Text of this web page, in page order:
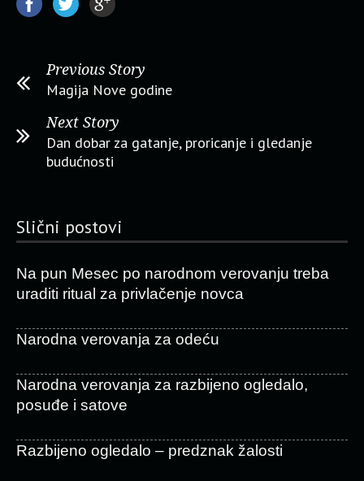
Previous Story
Magija Nove godine
Next Story
Dan dobar za gatanje, proricanje i gledanje
budućnosti
Slični postovi
Na pun Mesec po narodnom verovanju treba
uraditi ritual za privlačenje novca
Narodna verovanja za odeću
Narodna verovanja za razbijeno ogledalo,
posuđe i satove
Razbijeno ogledalo – predznak žalosti